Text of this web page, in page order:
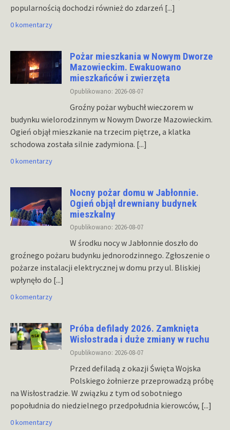
popularnością dochodzi również do zdarzeń [...]
0 komentarzy
Pożar mieszkania w Nowym Dworze
Mazowieckim. Ewakuowano
mieszkańców i zwierzęta
Opublikowano: 2026-08-07
Groźny pożar wybuchł wieczorem w
budynku wielorodzinnym w Nowym Dworze Mazowieckim.
Ogień objął mieszkanie na trzecim piętrze, a klatka
schodowa została silnie zadymiona. [...]
0 komentarzy
Nocny pożar domu w Jabłonnie.
Ogień objął drewniany budynek
mieszkalny
Opublikowano: 2026-08-07
W środku nocy w Jabłonnie doszło do
groźnego pożaru budynku jednorodzinnego. Zgłoszenie o
pożarze instalacji elektrycznej w domu przy ul. Bliskiej
wpłynęło do [...]
0 komentarzy
Próba defilady 2026. Zamknięta
Wisłostrada i duże zmiany w ruchu
Opublikowano: 2026-08-07
Przed defiladą z okazji Święta Wojska
Polskiego żołnierze przeprowadzą próbę
na Wisłostradzie. W związku z tym od sobotniego
popołudnia do niedzielnego przedpołudnia kierowców, [...]
0 komentarzy